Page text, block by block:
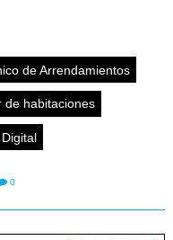
de Arrendamientos
de habitaciones
0